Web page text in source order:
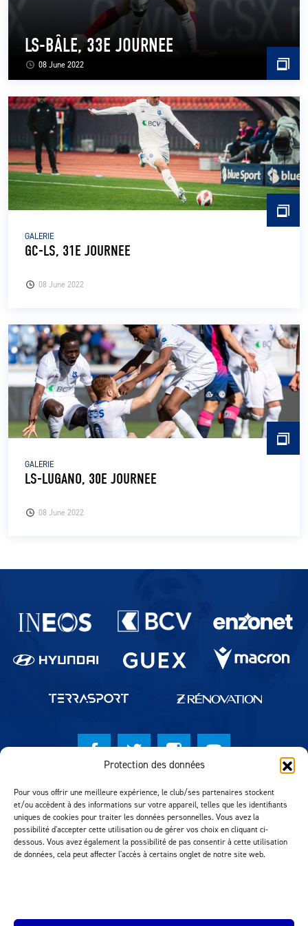
Protection des données
Pour vous offrir une meilleure expérience, le club/ses partenaires stockent
et/ou accèdent à des informations sur votre appareil, telles que les identifiants
uniques de cookies pour traiter les données personnelles. Vous avez la
possibilité d'accepter cette utilisation ou de gérer vos choix en cliquant ci-
dessous. Vous avez également la possibilité de pas consentir à cette utilisation
de données, cela peut affecter l'accès à certains onglet de notre site web.
08 June 2022
LS-BÂLE, 33E JOURNEE
08 June 2022
GALERIE
GC-LS, 31E JOURNEE
08 June 2022
GALERIE
LS-LUGANO, 30E JOURNEE
Partenaires du lausanne-Sport
© Lausanne Sport Football Club 2026
Réalisation MTM Agency